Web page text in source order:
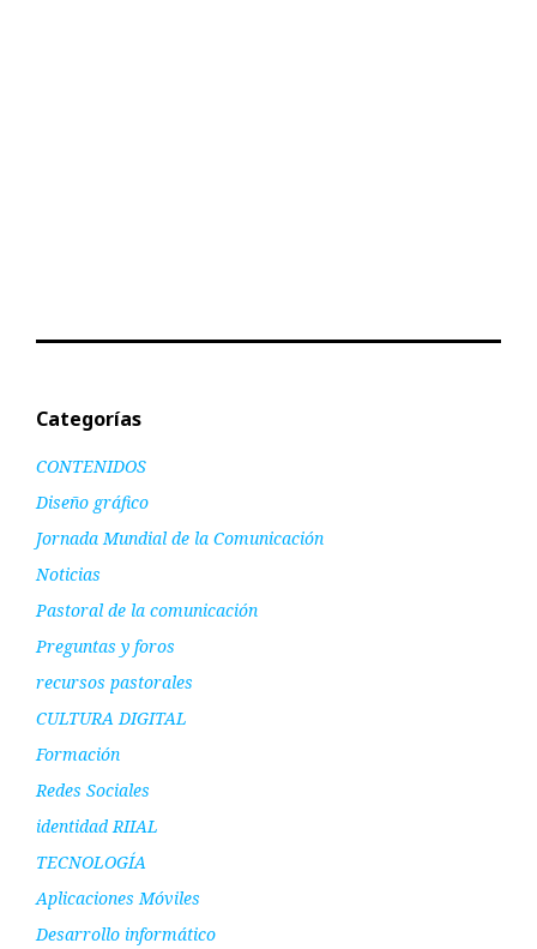
Categorías
CONTENIDOS
Diseño gráfico
Jornada Mundial de la Comunicación
Noticias
Pastoral de la comunicación
Preguntas y foros
recursos pastorales
CULTURA DIGITAL
Formación
Redes Sociales
identidad RIIAL
TECNOLOGÍA
Aplicaciones Móviles
Desarrollo informático